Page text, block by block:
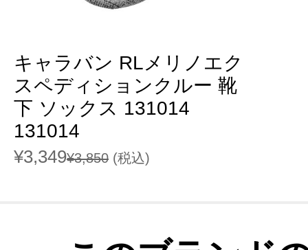
キャラバン RLメリノエク
スペディションクルー 靴
下 ソックス 131014
131014
¥3,349¥3,850 (税込)